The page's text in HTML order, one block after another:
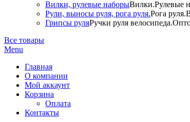
Вилки, рулевые наборыВилки.Рулевые
Рули, выносы руля, рога руля.Рога
Грипсы руляРучки руля
Все товары
Menu
Главная
О компании
Мой аккаунт
Корзина
Оплата
Контакты